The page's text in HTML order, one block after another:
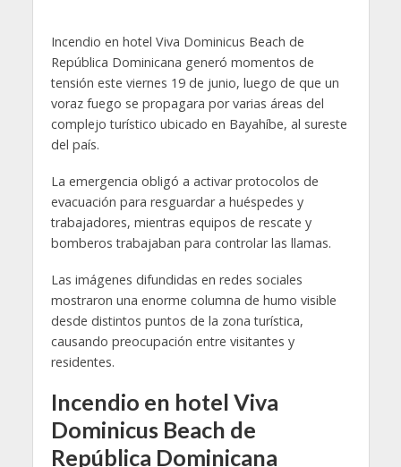
Incendio en hotel Viva Dominicus Beach de
República Dominicana generó momentos de
tensión este viernes 19 de junio, luego de que un
voraz fuego se propagara por varias áreas del
complejo turístico ubicado en Bayahíbe, al sureste
del país.
La emergencia obligó a activar protocolos de
evacuación para resguardar a huéspedes y
trabajadores, mientras equipos de rescate y
bomberos trabajaban para controlar las llamas.
Las imágenes difundidas en redes sociales
mostraron una enorme columna de humo visible
desde distintos puntos de la zona turística,
causando preocupación entre visitantes y
residentes.
Incendio en hotel Viva
Dominicus Beach de
República Dominicana